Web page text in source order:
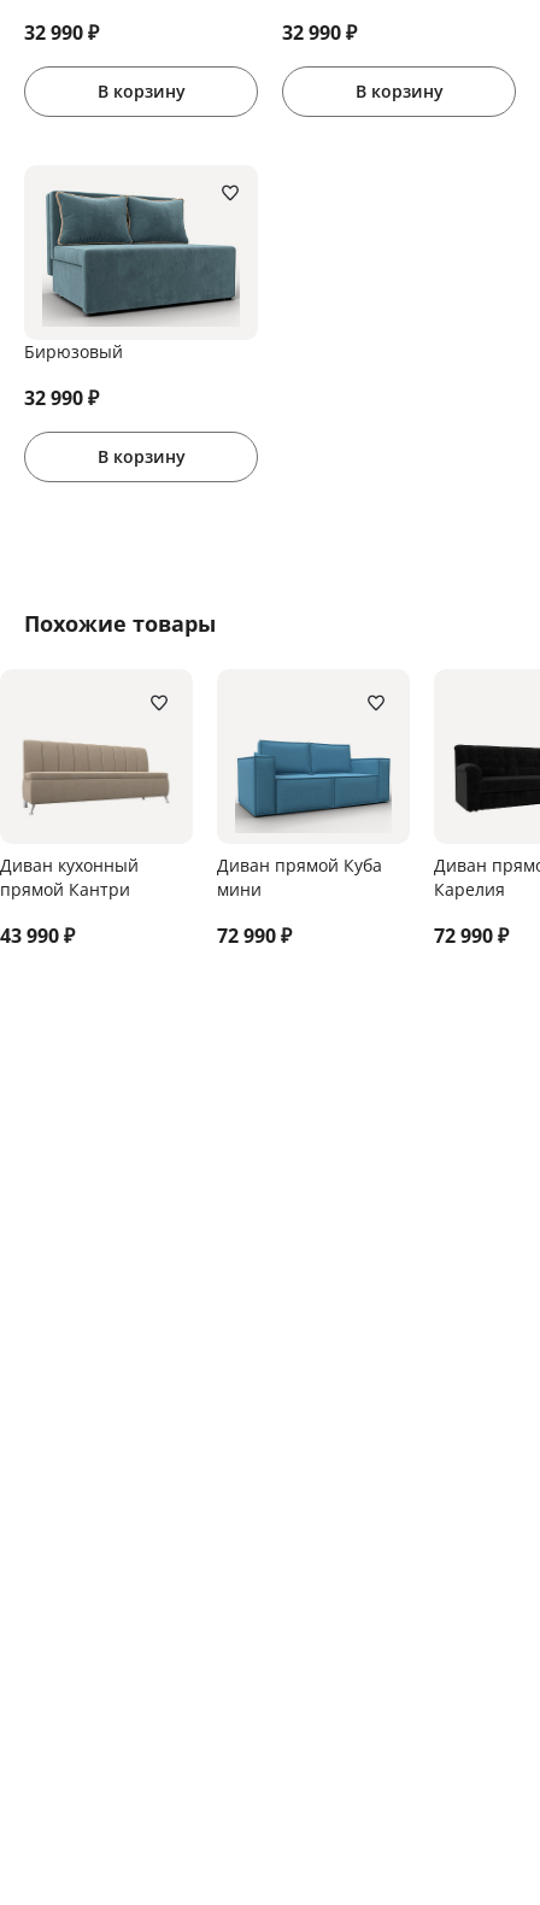
32 990₽
В корзину
32 990₽
В корзину
Бирюзовый
32 990₽
В корзину
Похожие товары
Диван кухонный
прямой Кантри
43 990₽
Диван прямой Куба
мини
72 990₽
Диван
Карелия
72 990₽